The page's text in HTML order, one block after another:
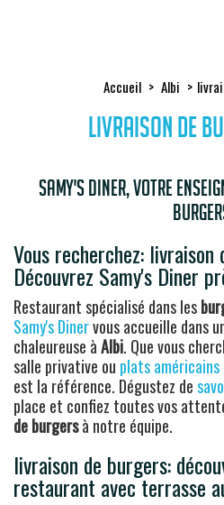
Accueil Albi
livraison de
Samy's Diner, votre
Vous recherchez:
Découvrez Samy's Diner
Restaurant spécialisé dans les
Samy's Dinervous accueille dans
chaleureuse àAlbi. Que vous
salle privative ou plats
est la référence. Dégustez de
place et confiez toutes vos
de burgersà notre équipe.
livraison de burgers:
restaurant avec terrasse